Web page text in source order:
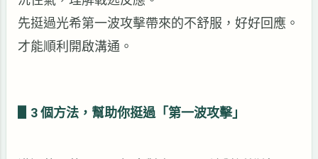
先挺過光希第一波攻擊帶來的不舒服，好好回應。
才能順利開啟溝通。
3個方法，幫助你挺過「第一波攻擊」